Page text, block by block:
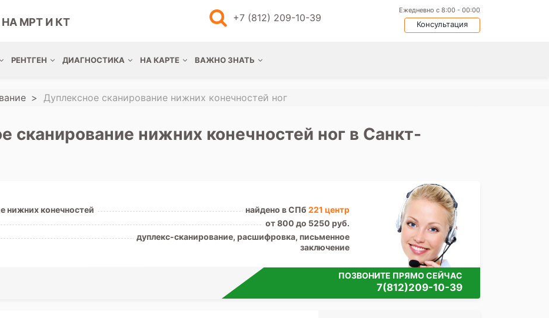
МРТ И КТ +7 (812) 209-10-39
Ежедневно с 8:00 - 00:00
Консультация
РЕНТГЕН ДИАГНОСТИКА НА КАРТЕ ВАЖНО ЗНАТЬ
Дуплексное сканирование нижних конечностей ног
сканирование нижних конечностей ног в Санкт-
нижних конечностей найдено в СПб 221 центр
от 800 до 5250 руб.
дуплекс-сканирование, расшифровка, письменное
заключение
ПОЗВОНИТЕ ПРЯМО СЕЙЧАС
7(812)209-10-39